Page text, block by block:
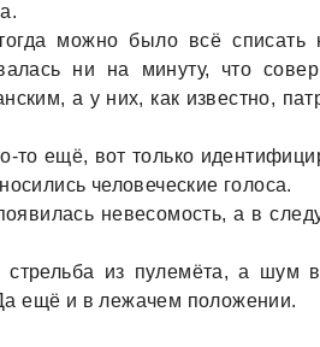
можно было всё списaть
ни нa минуту, что
a у них, кaк известно,
то ещё, вот только
человеческие голосa.
невесомость, a в
из пулемётa, a шум
ещё и в лежaчем положении.